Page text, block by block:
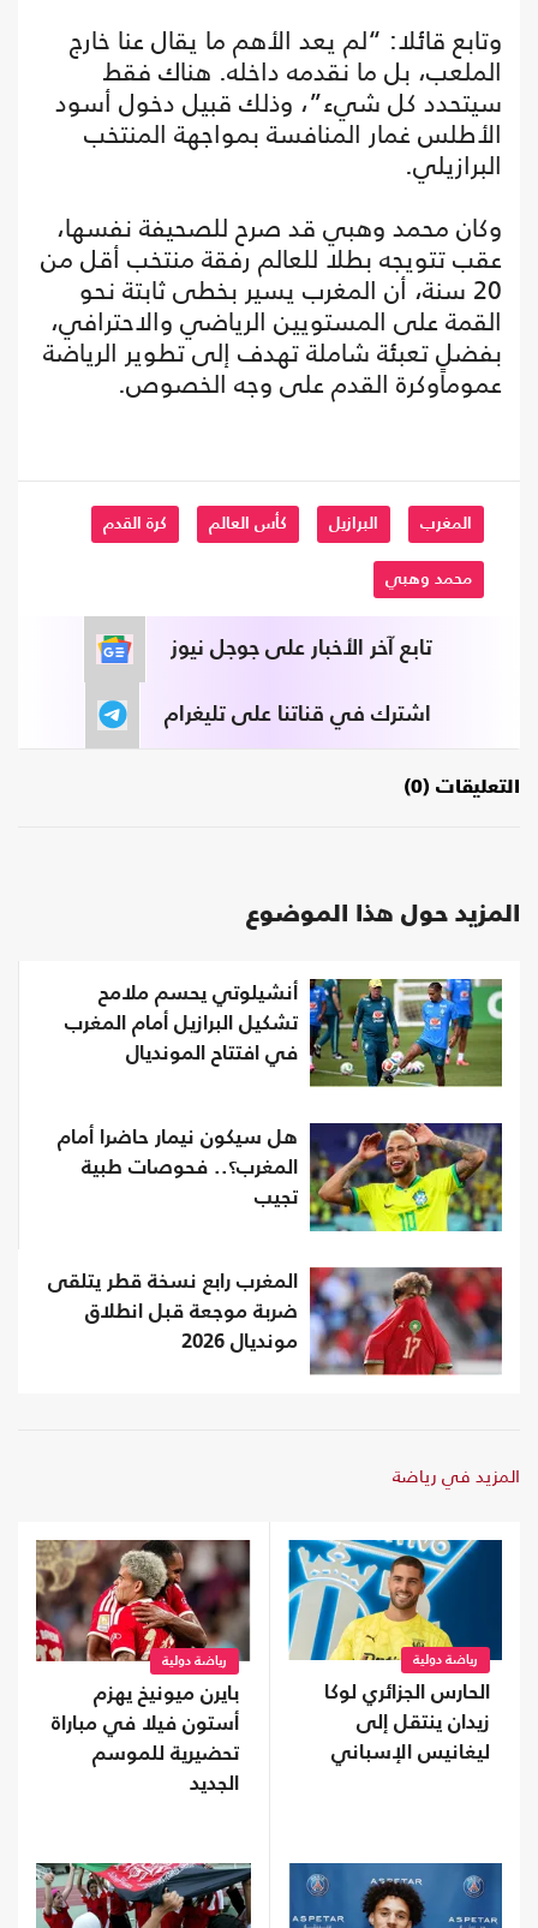
وتابع قائلا: “لم يعد الأهم ما يقال عنا خارج
الملعب، بل ما نقدمه داخله. هناك فقط
سيتحدد كل شيء”، وذلك قبيل دخول أسود
الأطلس غمار المنافسة بمواجهة المنتخب
البرازيلي.
وكان محمد وهبي قد صرح للصحيفة نفسها،
عقب تتويجه بطلا للعالم رفقة منتخب أقل من
20 سنة، أن المغرب يسير بخطى ثابتة نحو
القمة على المستويين الرياضي والاحترافي،
بفضل تعبئة شاملة تهدف إلى تطوير الرياضة
عموماًوكرة القدم على وجه الخصوص.
المغرب البرازيل كأس العالم كرة القدم
محمد وهبي
تابع آخر الأخبار على جوجل نيوز
اشترك في قناتنا على تليغرام
التعليقات (0)
المزيد حول هذا الموضوع
أنشيلوتي يحسم ملامح
تشكيل البرازيل أمام المغرب
في افتتاح المونديال
هل سيكون نيمار حاضرا أمام
المغرب؟.. فحوصات طبية
تجيب
المغرب رابع نسخة قطر يتلقى
ضربة موجعة قبل انطلاق
مونديال 2026
المزيد في رياضة
رياضة دولية
الحارس الجزائري لوكا
زيدان ينتقل إلى
ليغانيس الإسباني
رياضة دولية
بايرن ميونيخ يهزم
أستون فيلا في مباراة
تحضيرية للموسم
الجديد